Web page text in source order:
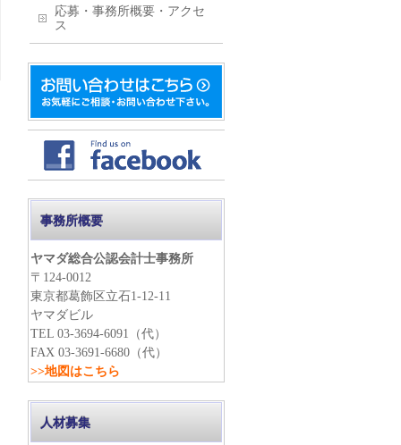
応募・事務所概要・アクセ
ス
事務所概要
ヤマダ総合公認会計士事務所
〒124-0012
東京都葛飾区立石1-12-11
ヤマダビル
TEL 03-3694-6091（代）
FAX 03-3691-6680（代）
>>地図はこちら
人材募集